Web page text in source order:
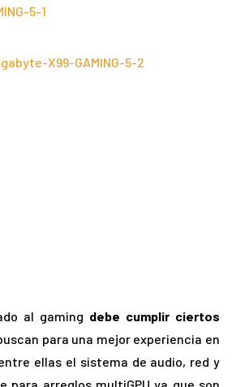
al gaming debe cumplir ciertos
para una mejor experiencia en
ellas el sistema de audio, red y